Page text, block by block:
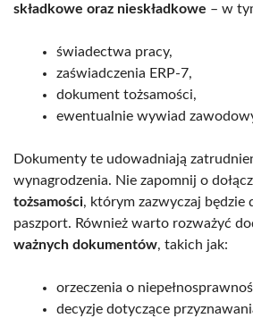
składkowe oraz nieskładkowe – w
świadectwa pracy,
zaświadczenia ERP-7,
dokument tożsamości,
ewentualnie wywiad
Dokumenty te udowadniają
wynagrodzenia. Nie zapomnij o
tożsamości, którym zazwyczaj będzie
paszport. Również warto rozważyć
ważnych dokumentów, takich jak:
orzeczenia o
decyzje dotyczące